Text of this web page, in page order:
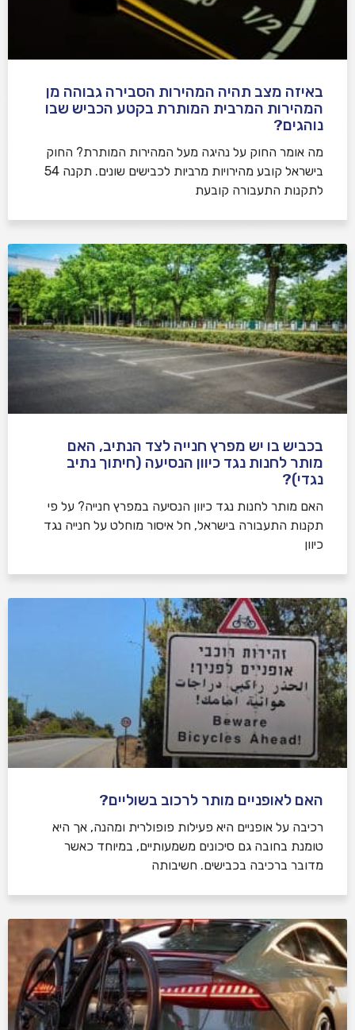
באיזה מצב תהיה המהירות הסבירה גבוהה מן
המהירות המרבית המותרת בקטע הכביש שבו
נוהגים?
​מה אומר החוק על נהיגה מעל המהירות המותרת? החוק
בישראל קובע מהירויות מרביות לכבישים שונים. תקנה 54
לתקנות התעבורה קובעת
בכביש בו יש מפרץ חנייה לצד הנתיב, האם
מותר לחנות נגד כיוון הנסיעה (חיתוך נתיב
נגדי)?
האם מותר לחנות נגד כיוון הנסיעה במפרץ חנייה? על פי
תקנות התעבורה בישראל, חל איסור מוחלט על חנייה נגד
כיוון
האם לאופניים מותר לרכוב בשוליים?
רכיבה על אופניים היא פעילות פופולרית ומהנה, אך היא
טומנת בחובה גם סיכונים משמעותיים, במיוחד כאשר
מדובר ברכיבה בכבישים. חשיבותה